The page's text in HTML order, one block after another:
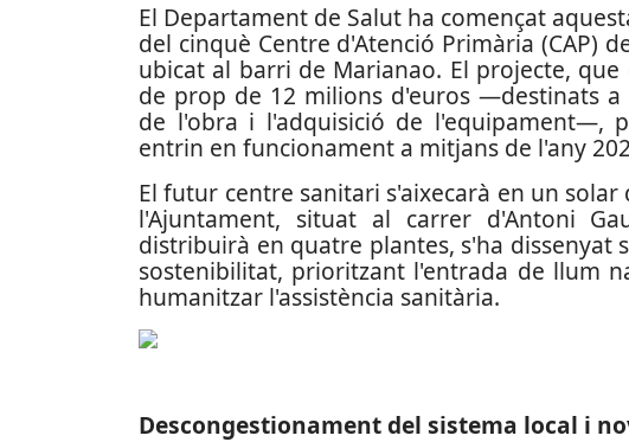
El Departament de Salut ha començat
del cinquè Centre d'Atenció Primària (CAP)
ubicat al barri de Marianao. El projecte,
de prop de 12 milions d'euros —destinats a
de l'obra i l'adquisició de l'equipament—,
entrin en funcionament a mitjans de l'any
El futur centre sanitari s'aixecarà en un
l'Ajuntament, situat al carrer d'Antoni
distribuirà en quatre plantes, s'ha dissenyat
sostenibilitat, prioritzant l'entrada de llum
humanitzar l'assistència sanitària.
Descongestionament del sistema local i